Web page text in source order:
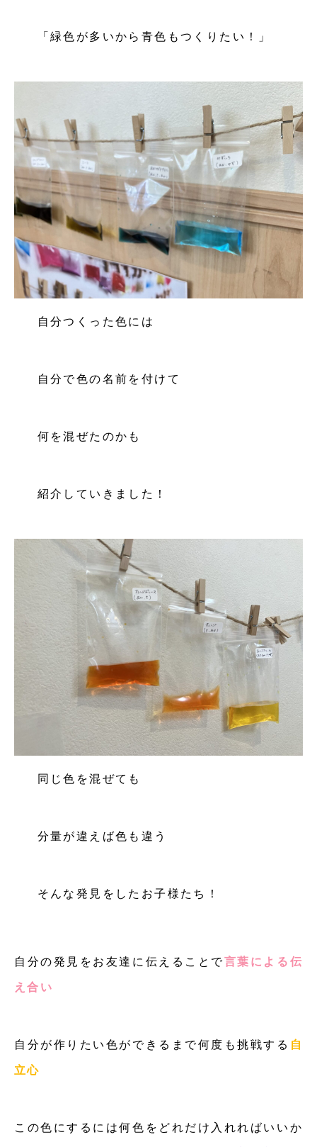
「緑色が多いから青色もつくりたい！」
自分つくった色には
自分で色の名前を付けて
何を混ぜたのかも
紹介していきました！
同じ色を混ぜても
分量が違えば色も違う
そんな発見をしたお子様たち！
自分の発見をお友達に伝えることで言葉による伝
え合い
自分が作りたい色ができるまで何度も挑戦する 自
立心
この色にするには何色をどれだけ入れればいいか